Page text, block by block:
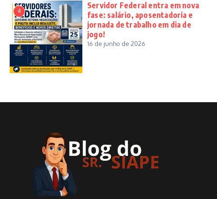
4
Servidor Federal entra em nova
fase: salário, aposentadoria e
jornada de trabalho em dia de
jogo!
16 de junho de 2026